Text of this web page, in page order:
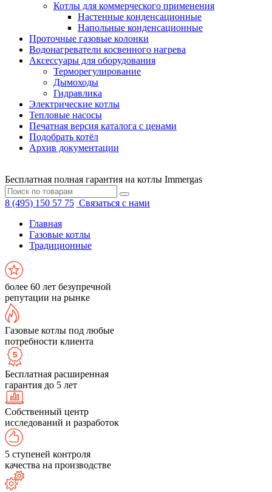
Котлы для коммерческого применения
Настенные конденсационные
Напольные конденсационные
Проточные газовые колонки
Водонагреватели косвенного нагрева
Аксессуары для оборудования
Терморегулирование
Дымоходы
Гидравлика
Электрические котлы
Тепловые насосы
Печатная версия каталога с ценами
Подобрать котёл
Архив документации
Бесплатная полная гарантия на котлы Immergas
8 (495) 150 57 75 Связаться с нами
Главная
Газовые котлы
Традиционные
более 60 лет безупречной
репутации на рынке
Газовые котлы под любые
потребности клиента
Бесплатная расширенная
гарантия до 5 лет
Собственный центр
исследований и разработок
5 ступеней контроля
качества на производстве